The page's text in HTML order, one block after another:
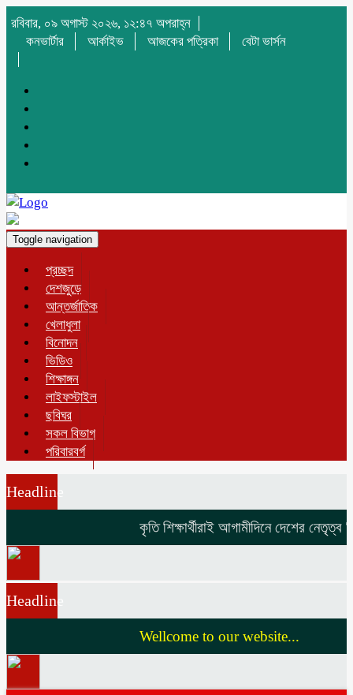
রবিবার, ০৯ অগাস্ট ২০২৬, ১২:৪৭ অপরাহ্ন
কনভার্টার
আর্কাইভ আজকের পত্রিকা বেটা ভার্সন
Toggle navigation
প্রচ্ছদ
দেশজুড়ে
আন্তর্জাতিক
খেলাধুলা
বিনোদন
ভিডিও
শিক্ষাঙ্গন
লাইফস্টাইল
ছবিঘর
সকল বিভাগ
পরিবারবর্গ
Headline
কৃতি শিক্ষার্থীরাই আগামীদিনে দেশের নেতৃত্ব
Headline
Wellcome to our website...